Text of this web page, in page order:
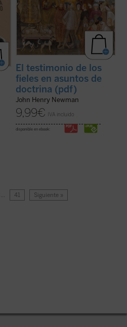
El testimonio de los
fieles en asuntos de
doctrina (pdf)
John Henry Newman
9,99€ IVA incluido
disponible en ebook:
… 41 Siguiente »